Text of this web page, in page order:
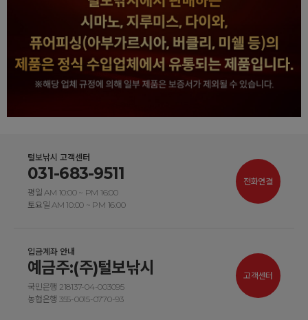
털보낚시 고객센터
031-683-9511
평일 AM 10:00 ~ PM 16:00
토요일 AM 10:00 ~ PM 16:00
전화연결
입금계좌 안내
예금주:(주)털보낚시
국민은행 218137-04-003095
농협은행 355-0015-0770-93
고객센터